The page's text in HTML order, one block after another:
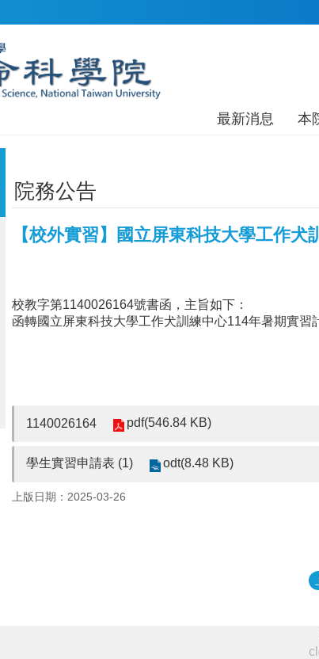
最新消息 本
院務公告
【校外實習】國立屏東科技大學工作
校教字第1140026164號書函，主旨如下：
函轉國立屏東科技大學工作犬訓練中心114年暑期實習
1140026164 pdf(546.84 KB)
學生實習申請表 (1) odt(8.48 KB)
上版日期：2025-03-26